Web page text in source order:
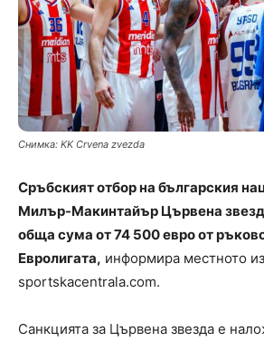
Снимка: KK Crvena zvezda
Сръбският отбор на българския
Милър-Макинтайър Цървена
обща сума от 74 500 евро от
Евролигата, информира местното
sportskacentrala.com.
Санкцията за Цървена звезда е